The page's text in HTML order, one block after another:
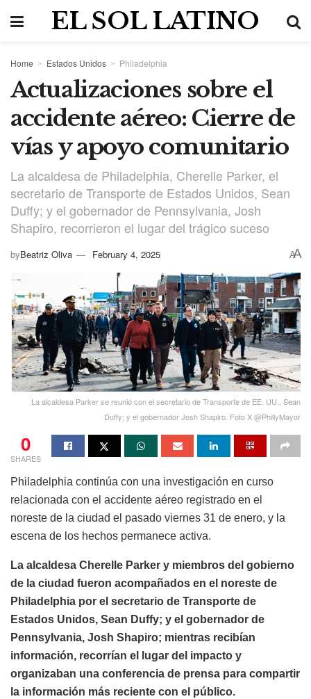
EL SOL LATINO
Home Estados Unidos Philadelphia
Actualizaciones sobre el
accidente aéreo: Cierre de
vías y apoyo comunitario
La alcaldesa de Philadelphia, Cherelle Parker, el
secretario de Transporte de Estados Unidos, Sean
Duffy; y el gobernador de Pennsylvania, Josh
Shapiro, recorrieron el lugar del trágico suceso
byBeatriz Oliva February 4, 2025 AA
La alcaldesa Parker se reunió con el secretario de Transporte de EE. UU., Sean
Duffy; y el gobernador Josh Shapiro. Foto X @PhillyMayor
0
SHARES
Philadelphia continúa con una investigación en curso
relacionada con el accidente aéreo registrado en el
noreste de la ciudad el pasado viernes 31 de enero, y la
escena de los hechos permanece activa.
La alcaldesa Cherelle Parker y miembros del gobierno
de la ciudad fueron acompañados en el noreste de
Philadelphia por el secretario de Transporte de
Estados Unidos, Sean Duffy; y el gobernador de
Pennsylvania, Josh Shapiro; mientras recibían
información, recorrían el lugar del impacto y
organizaban una conferencia de prensa para compartir
la información más reciente con el público.